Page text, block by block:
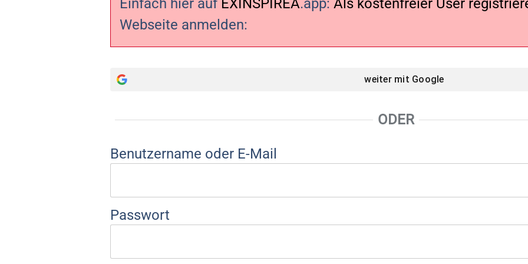
Einfach hier auf EXINSPIREA.app: Als kostenfreier User
Webseite anmelden:
weiter mit Google
ODER
Benutzername oder E-Mail
Passwort